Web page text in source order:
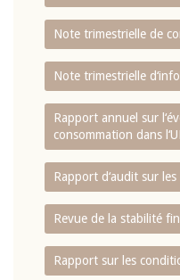
Note trimestrielle de
Note trimestrielle
Rapport annuel sur
consommation dans
Rapport d‘audit sur
Revue de la stabilité
Rapport sur les